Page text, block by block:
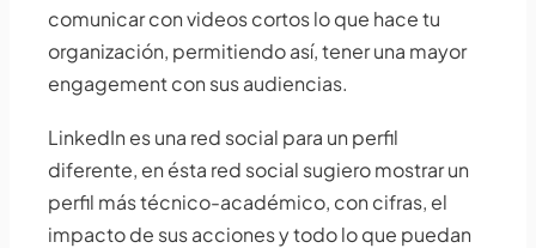
comunicar con videos cortos lo que hace tu
organización, permitiendo así, tener una mayor
engagement con sus audiencias.
LinkedIn es una red social para un perfil
diferente, en ésta red social sugiero mostrar un
perfil más técnico-académico, con cifras, el
impacto de sus acciones y todo lo que puedan